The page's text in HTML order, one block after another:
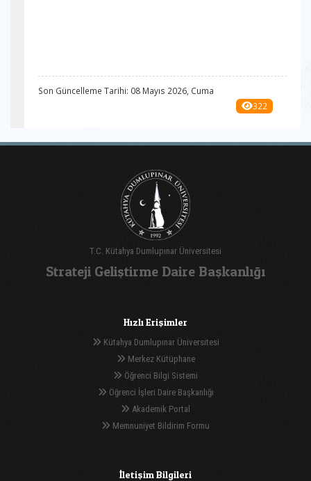
Son Güncelleme Tarihi: 08 Mayıs 2026, Cuma
322
T.C. Kütahya Dumlupınar Üniversitesi
Strateji Geliştirme Daire Başkanlığı
Hızlı Erişimler
Kütahya Dumlupınar Üniversitesi
Merkez Kütüphane
Öğrenci Bilgi Sistemi
Öğrenci İşleri Daire Başkanlığı
Akademik Portal
Memnuniyet Bildirim Formu
İletişim Bilgileri